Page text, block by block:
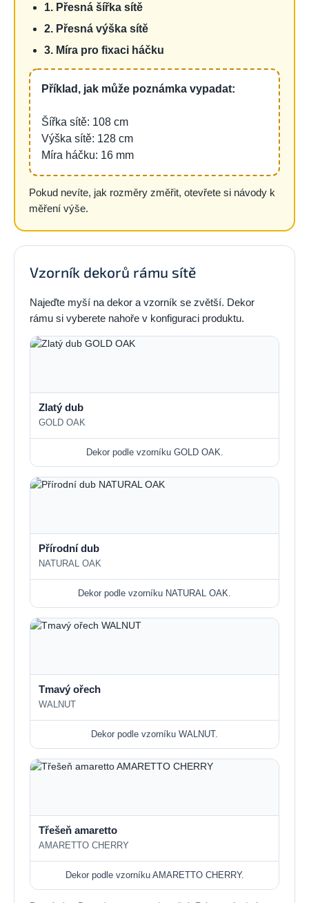
1. Přesná šířka sítě
2. Přesná výška sítě
3. Míra pro fixaci háčku
Příklad, jak může poznámka vypadat:
Šířka sítě: 108 cm
Výška sítě: 128 cm
Míra háčku: 16 mm
Pokud nevíte, jak rozměry změřit, otevřete si návody k
měření výše.
Vzorník dekorů rámu sítě
Najeďte myší na dekor a vzorník se zvětší. Dekor
rámu si vyberete nahoře v konfiguraci produktu.
Zlatý dub
GOLD OAK
Dekor podle vzorníku GOLD OAK.
Přírodní dub
NATURAL OAK
Dekor podle vzorníku NATURAL OAK.
Tmavý ořech
WALNUT
Dekor podle vzorníku WALNUT.
Třešeň amaretto
AMARETTO CHERRY
Dekor podle vzorníku AMARETTO CHERRY.